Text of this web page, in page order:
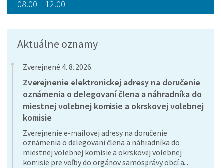
08.00 – 12.00
Aktuálne oznamy
Zverejnené 4. 8. 2026.
Zverejnenie elektronickej adresy na doručenie
oznámenia o delegovaní člena a náhradníka do
miestnej volebnej komisie a okrskovej volebnej
komisie
Zverejnenie e-mailovej adresy na doručenie
oznámenia o delegovaní člena a náhradníka do
miestnej volebnej komisie a okrskovej volebnej
komisie pre voľby do orgánov samosprávy obcí a...